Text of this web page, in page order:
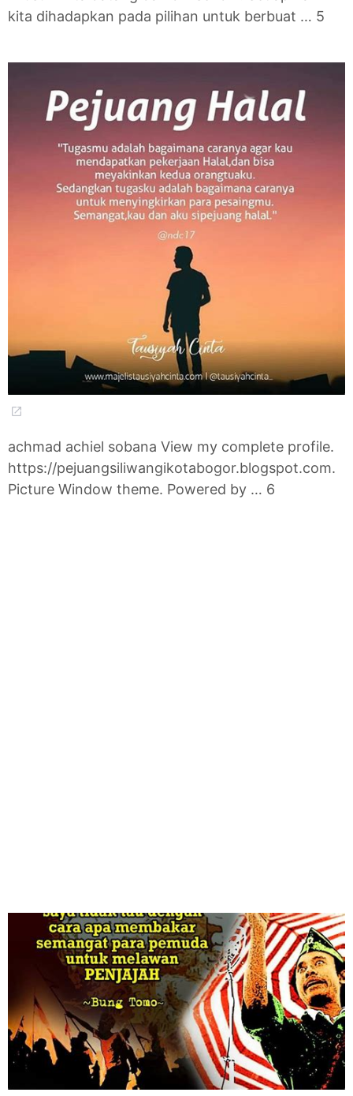
kita dihadapkan pada pilihan untuk berbuat … 5
achmad achiel sobana View my complete profile.
https://pejuangsiliwangikotabogor.blogspot.com.
Picture Window theme. Powered by … 6